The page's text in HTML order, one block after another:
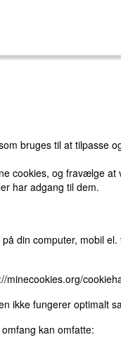
bruges til at
cookies, og fravælge
har adgang til dem.
din computer, mobil
minecookies.org/
ikke fungerer optimalt
kan omfatte: